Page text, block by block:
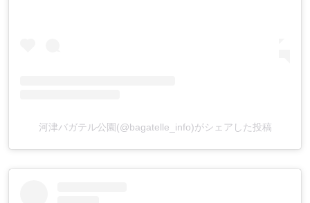
河津バガテル公園(@bagatelle_info)がシェアした投稿